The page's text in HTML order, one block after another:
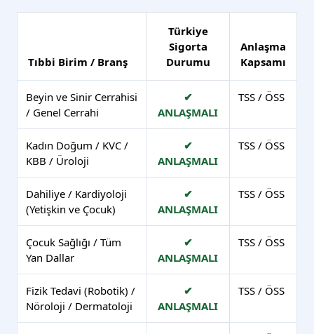
Tıbbi Birim / Branş
Türkiye
Sigorta
Durumu
Anlaşma
Kapsamı
Beyin ve Sinir Cerrahisi
/ Genel Cerrahi
✔
ANLAŞMALI
TSS / ÖSS
Kadın Doğum / KVC /
KBB / Üroloji
✔
ANLAŞMALI
TSS / ÖSS
Dahiliye / Kardiyoloji
(Yetişkin ve Çocuk)
✔
ANLAŞMALI
TSS / ÖSS
Çocuk Sağlığı / Tüm
Yan Dallar
✔
ANLAŞMALI
TSS / ÖSS
Fizik Tedavi (Robotik) /
Nöroloji / Dermatoloji
✔
ANLAŞMALI
TSS / ÖSS